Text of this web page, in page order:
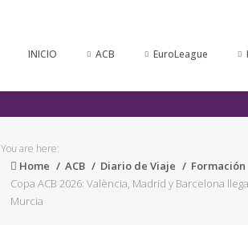
INICIO ACB EuroLeague
You are here:
Home ACB Diario de Viaje
Formación
Copa ACB 2026: València, Madrid y Barcelona
Murcia